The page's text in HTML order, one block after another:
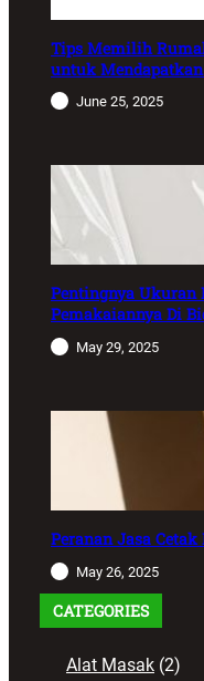
Tips Memilih
untuk
June 25, 2025
Pentingnya Ukuran
Pemakaiannya Di
May 29, 2025
Peranan Jasa
May 26, 2025
CATEGORIES
Alat Masak (2)